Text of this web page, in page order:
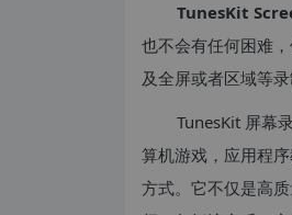
TunesKit
也不会有任何困难
及全屏或者区域等
TunesKit 屏幕
算机游戏，应用程
方式。它不仅是高